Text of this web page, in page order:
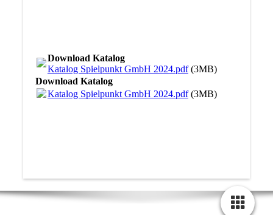
Download Katalog
Katalog Spielpunkt GmbH 2024.pdf(3MB)
Download Katalog
Katalog Spielpunkt GmbH 2024.pdf(3MB)